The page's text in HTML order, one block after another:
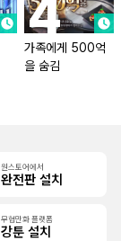
가족에게 500억
을 숨김
원스토어에서
완전판 설치
무협만화 플랫폼
강툰 설치